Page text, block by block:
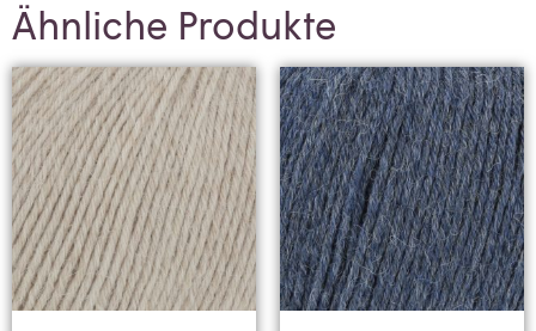
Ähnliche Produkte